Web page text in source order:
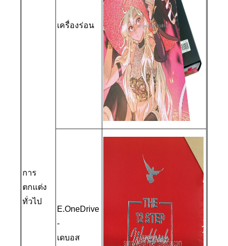
การ
ตกแต่ง
ทั่วไป
เครื่องร่อน
E.OneDrive
-
เดบอส